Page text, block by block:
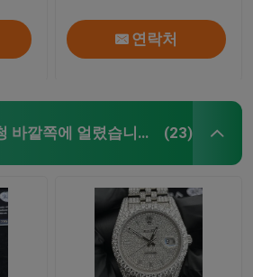
연락처
모이산니트는 시청 바깥쪽에 얼렸습니다 (23)